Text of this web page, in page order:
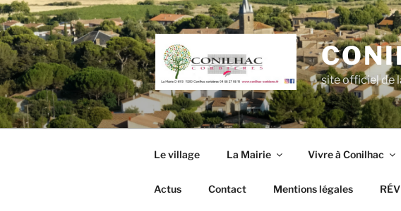
Aller
au
contenu
principal
site officiel de
Le village La Mairie Vivre à Conilhac
Actus Contact Mentions légales